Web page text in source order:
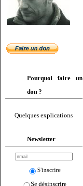
Pourquoi faire un
don ?
Quelques explications
Newsletter
S'inscrire
Se désinscrire